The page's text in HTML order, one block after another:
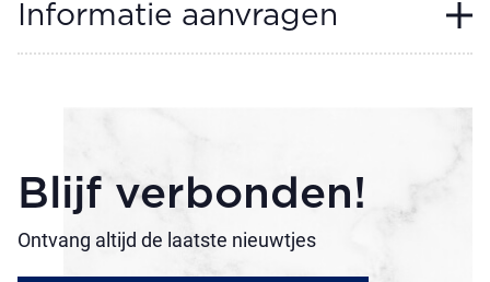
Informatie aanvragen
Blijf verbonden!
Ontvang altijd de laatste nieuwtjes